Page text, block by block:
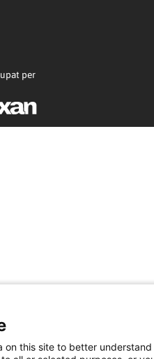
per
on this site to better